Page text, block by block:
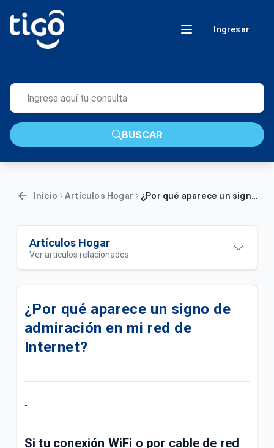
Ingresar
BUSCAR
Inicio Artículos Hogar ¿Por qué aparece un signo de admiración en mi red de Internet?
Artículos Hogar
Ver artículos relacionados
¿Cómo realizar medición de señal en mi
¿Cómo realizar medición de señal en mi
decodificador ARION satelital?
satelital?
¿Por qué aparece un signo de
admiración en mi red de
Internet?
"
Si tu conexión WiFi o por cable de red